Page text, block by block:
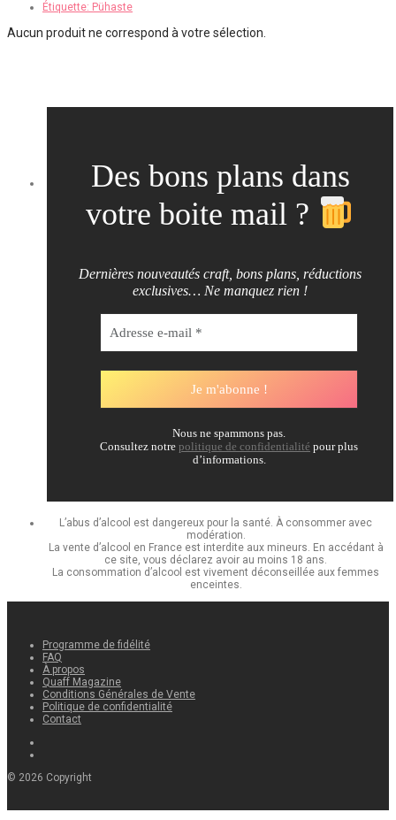
Étiquette: Pühaste
Aucun produit ne correspond à votre sélection.
Des bons plans dans
votre boite mail ?
Dernières nouveautés craft, bons plans, réductions
exclusives… Ne manquez rien !
Nous ne spammons pas.
Consultez notre politique de confidentialité pour plus
d’informations.
L’abus d’alcool est dangereux pour la santé. À consommer avec
modération.
La vente d’alcool en France est interdite aux mineurs. En accédant à
ce site, vous déclarez avoir au moins 18 ans.
La consommation d’alcool est vivement déconseillée aux femmes
enceintes.
Programme de fidélité
FAQ
À propos
Quaff Magazine
Conditions Générales de Vente
Politique de confidentialité
Contact
© 2026 Copyright